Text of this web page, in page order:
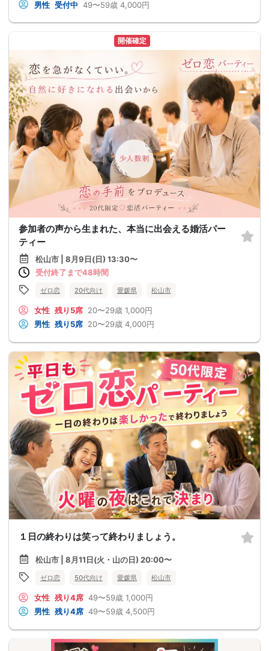
男性 受付中 49〜59歳 4,000円
開催確定
参加者の声から生まれた、本当に出会える婚活パー
ティー
松山市 | 8月9日(日) 13:30〜
受付終了まで48時間
ゼロ恋 20代向け 愛媛県 松山市
女性 残り5席 20〜29歳 1,000円
男性 残り5席 20〜29歳 4,000円
１日の終わりは笑って終わりましょう。
松山市 | 8月11日(火・山の日) 20:00〜
ゼロ恋 50代向け 愛媛県 松山市
女性 残り4席 49〜59歳 1,000円
男性 残り4席 49〜59歳 4,500円